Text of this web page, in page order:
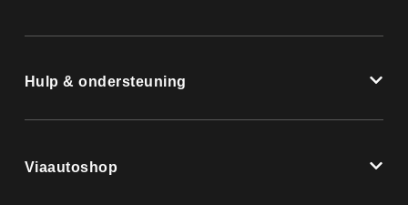
Hulp & ondersteuning
Viaautoshop